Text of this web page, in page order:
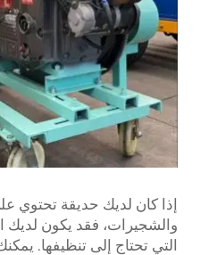
إذا كان لديك حديقة تحتوي
والشجيرات، فقد يكون لديك
التي تحتاج إلى تنظيفها.